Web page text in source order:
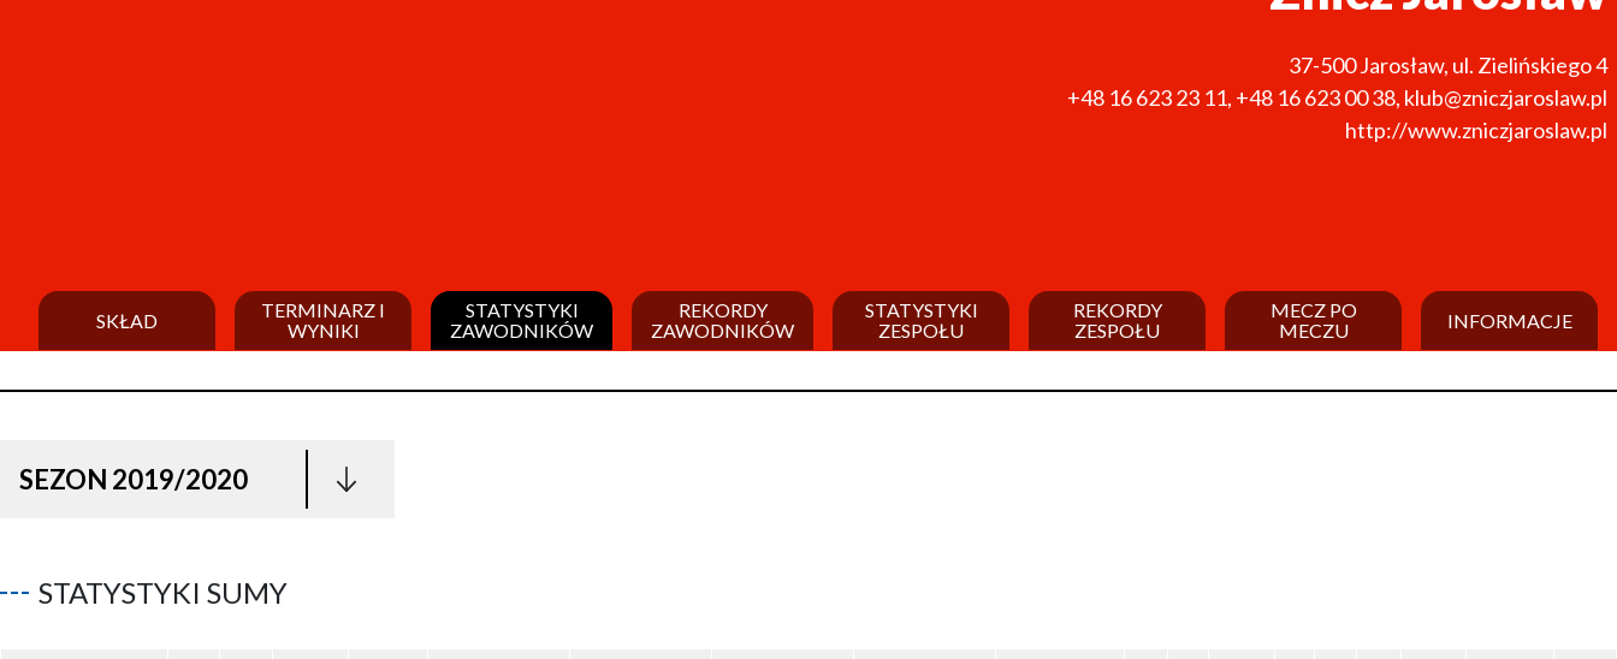
37-500Jarosław, ul. Zielińskiego 4
+48 16 623 23 11, +48 16 623 00 38, klub@zniczjaroslaw.pl
http://www.zniczjaroslaw.pl
SKŁAD
TERMINARZ I
WYNIKI
STATYSTYKI
ZAWODNIKÓW
REKORDY
ZAWODNIKÓW
STATYSTYKI
ZESPOŁU
REKORDY
ZESPOŁU
MECZ PO
MECZU
INFORMACJE
SEZON 2019/2020
STATYSTYKI SUMY